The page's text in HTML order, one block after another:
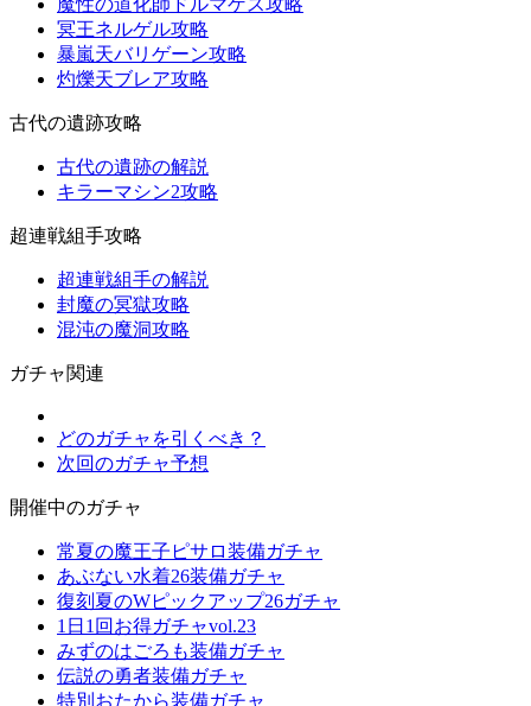
魔性の道化師ドルマゲス攻略
冥王ネルゲル攻略
暴嵐天バリゲーン攻略
灼爍天ブレア攻略
古代の遺跡攻略
古代の遺跡の解説
キラーマシン2攻略
超連戦組手攻略
超連戦組手の解説
封魔の冥獄攻略
混沌の魔洞攻略
ガチャ関連
どのガチャを引くべき？
次回のガチャ予想
開催中のガチャ
常夏の魔王子ピサロ装備ガチャ
あぶない水着26装備ガチャ
復刻夏のWピックアップ26ガチャ
1日1回お得ガチャvol.23
みずのはごろも装備ガチャ
伝説の勇者装備ガチャ
特別おたから装備ガチャ